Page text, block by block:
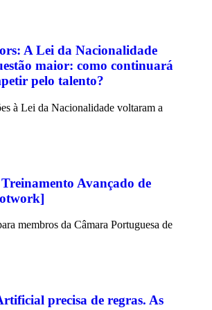
A Lei da Nacionalidade
maior: como continuará
pelo talento?
à Lei da Nacionalidade voltaram a
Avançado de
membros da Câmara Portuguesa de
precisa de regras. As